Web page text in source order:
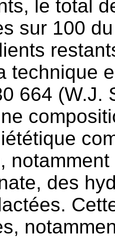
le total
sur 100
technique
664 (W.J.
des